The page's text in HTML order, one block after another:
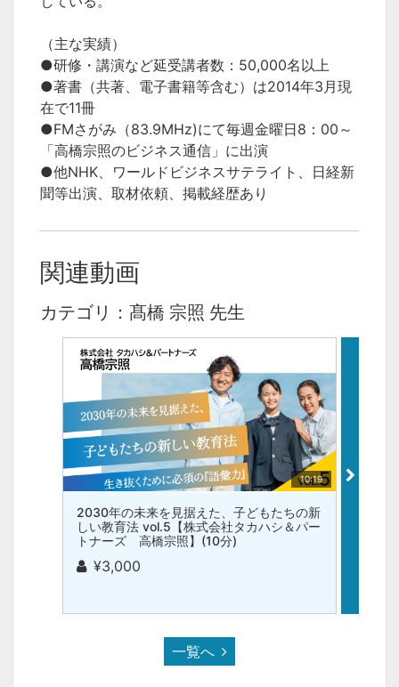
（主な実績）
●研修・講演など延受講者数：50,000名以上
●著書（共著、電子書籍等含む）は2014年3月現
在で11冊
●FMさがみ（83.9MHz)にて毎週金曜日8：00～
「高橋宗照のビジネス通信」に出演
●他NHK、ワールドビジネスサテライト、日経新
聞等出演、取材依頼、掲載経歴あり
関連動画
カテゴリ：髙橋 宗照 先生
10:19
2030年の未来を見据えた、子どもたちの新
しい教育法 vol.5【株式会社タカハシ＆パー
トナーズ 高橋宗照】(10分)
¥3,000
一覧へ